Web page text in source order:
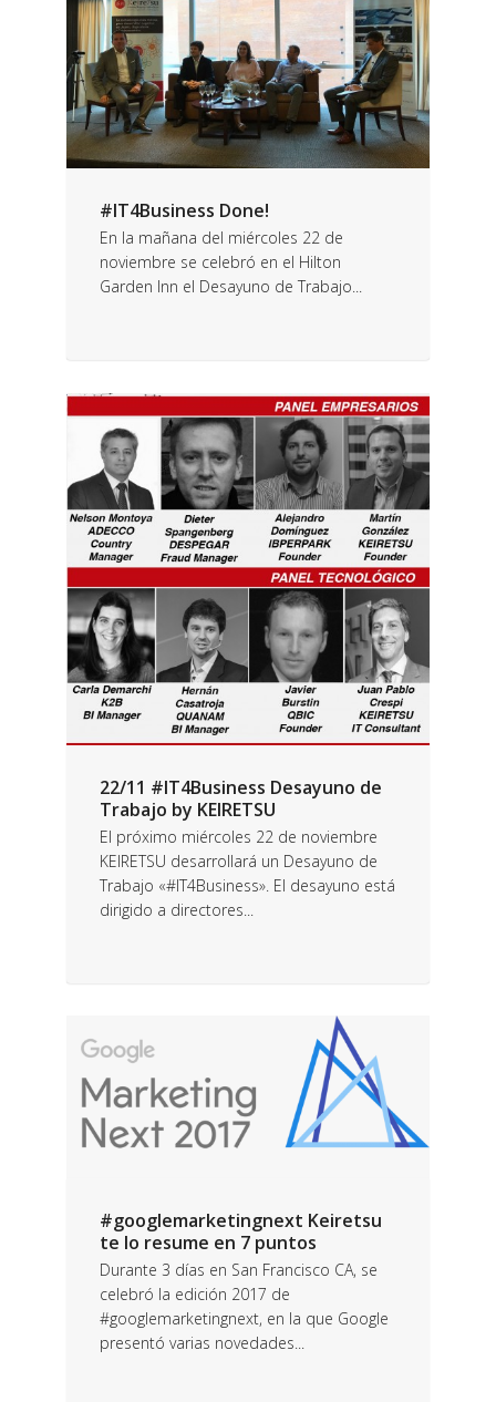
#IT4Business Done!
En la mañana del miércoles 22 de
noviembre se celebró en el Hilton
Garden Inn el Desayuno de Trabajo...
22/11 #IT4Business Desayuno de
Trabajo by KEIRETSU
El próximo miércoles 22 de noviembre
KEIRETSU desarrollará un Desayuno de
Trabajo «#IT4Business». El desayuno está
dirigido a directores...
#googlemarketingnext Keiretsu
te lo resume en 7 puntos
Durante 3 días en San Francisco CA, se
celebró la edición 2017 de
#googlemarketingnext, en la que Google
presentó varias novedades...